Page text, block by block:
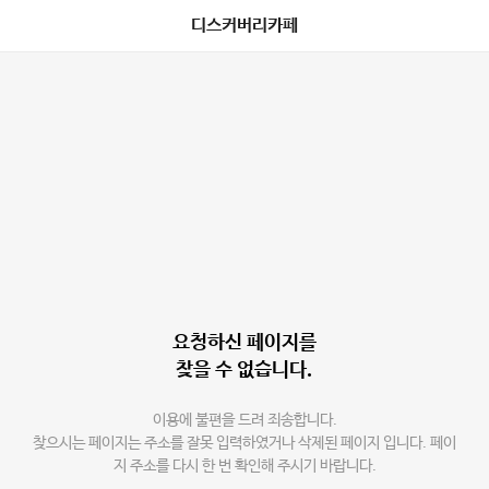
디스커버리카페
요청하신 페이지를
찾을 수 없습니다.
이용에 불편을 드려 죄송합니다.
찾으시는 페이지는 주소를 잘못 입력하였거나 삭제된 페이지 입니다. 페이
지 주소를 다시 한 번 확인해 주시기 바랍니다.